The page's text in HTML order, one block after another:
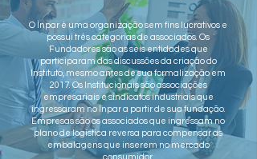
O Ínpar é uma organização sem fins lucrativos e
possui três categorias de associados. Os
Fundadores são as seis entidades que
participaram das discussões da criação do
Instituto, mesmo antes de sua formalização em
2017. Os Institucionais são associações
empresariais e sindicatos industriais que
ingressaram no Ínpar a partir de sua fundação.
Empresas são os associados que ingressam no
plano de logística reversa para compensar as
embalagens que inserem no mercado
consumidor.